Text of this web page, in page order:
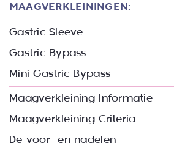
MAAGVERKLEININGEN:
Gastric Sleeve
Gastric Bypass
Mini Gastric Bypass
Maagverkleining Informatie
Maagverkleining Criteria
De voor- en nadelen